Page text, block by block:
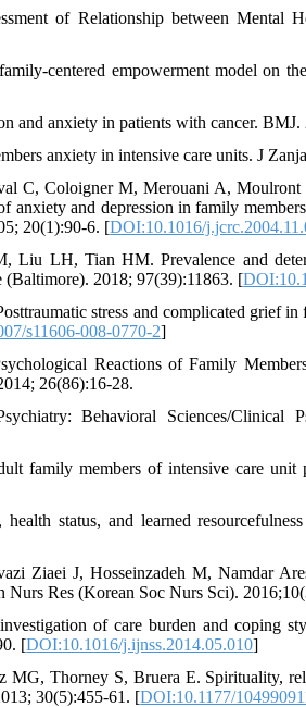
of Relationship between Mental
centered empowerment model on
and anxiety in patients with cancer.
anxiety in intensive care units. J
C, Coloigner M, Merouani A,
and depression in family
20(1):90-6. [DOI:10.1016/
LH, Tian HM. Prevalence and
(Baltimore). 2018; 97(39):11863. [
stress and complicated grief in
s11606-008-0770-2]
Reactions of Family
26(86):16-28.
Behavioral Sciences/Clinical
family members of intensive care unit
status, and learned
Ziaei J, Hosseinzadeh M, Namdar
Nurs Res (Korean Soc Nurs Sci).
of care burden and coping
[DOI:10.1016/j.ijnss.2014.05.010]
Thorney S, Bruera E. Spirituality,
30(5):455-61. [DOI:10.1177/